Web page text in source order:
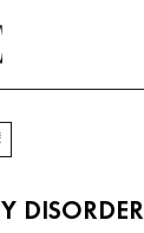
DISORDER